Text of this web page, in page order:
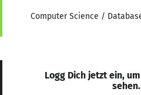
Computer Science /
Logg Dich jetzt ein,
sehen.